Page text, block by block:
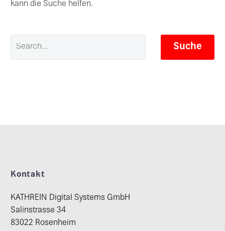
kann die Suche helfen.
Suche
Kontakt
KATHREIN Digital Systems GmbH
Salinstrasse 34
83022 Rosenheim